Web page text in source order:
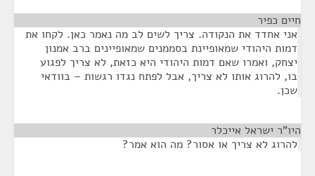
חיים כפיר
אני אחדד את הנקודה. צריך לשים לב מה נאמר כאן. לקחו את
דמות היהודי שמאופיינת בסממנים שמאופיינים ברב אמנון
יצחק, ואמרו שאם דמות היהודי היא כזאת, לא צריך לפגוע
בו, להרוג אותו לא צריך, אבל לפתח נגדו רגשות – בוודאי
שכן.
היו"ר ישראל אייכלר
להרוג לא צריך או אסור? מה הוא אמר?